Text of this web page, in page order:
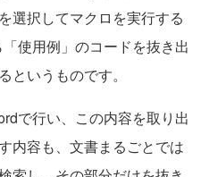
選択してマクロを実行する
使用例」のコードを抜き出
というものです。
で行い、この内容を取り出
内容も、文書まるごとでは